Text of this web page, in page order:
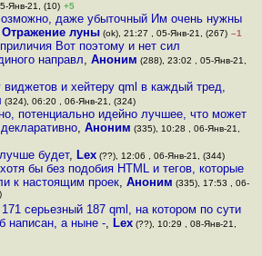
Янв-21, (10) +5
даже убыточный Им очень нужны
Отражение луны(ok), 21:27 , 05-Янв-21, (267) –1
Вот поэтому и нет сил
направл, Аноним (288), 23:02 , 05-Янв-21,
виджетов и хейтеру qml в каждый тред,
(324), 06:20 , 06-Янв-21, (324)
потенциально идейно лучшее, что может
, Аноним (335), 10:28 , 06-Янв-21,
будет, Lex(??), 12:06 , 06-Янв-21, (344)
бы без подобия HTML и тегов, которые
к настоящим проек,Аноним (335), 17:53 , 06-
171 серьезный 187 qml, на котором по сути
написан, а ныне -, Lex(??), 10:29 , 08-Янв-21,